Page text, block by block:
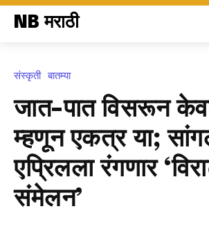
NB मराठी
संस्कृती बातम्या
जात-पात विसरून
म्हणून एकत्र या;
एप्रिलला रंगणार
संमेलन’